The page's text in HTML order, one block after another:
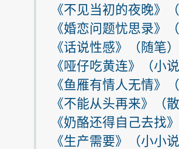
《不见当初的夜晚》
《婚恋问题忧思录》
《话说性感》（随笔
《哑仔吃黄连》（小
《鱼雁有情人无情》
《不能从头再来》（
《奶酪还得自己去找
《生产需要》（小小